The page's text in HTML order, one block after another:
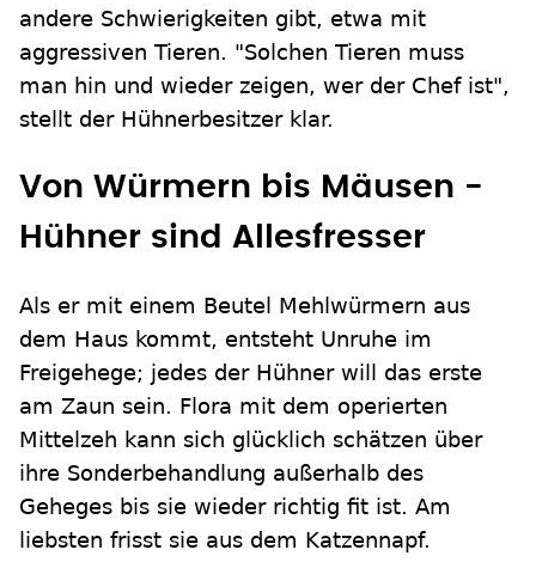
andere Schwierigkeiten gibt, etwa mit
aggressiven Tieren. "Solchen Tieren muss
man hin und wieder zeigen, wer der Chef ist",
stellt der Hühnerbesitzer klar.
Von Würmern bis Mäusen -
Hühner sind Allesfresser
Als er mit einem Beutel Mehlwürmern aus
dem Haus kommt, entsteht Unruhe im
Freigehege; jedes der Hühner will das erste
am Zaun sein. Flora mit dem operierten
Mittelzeh kann sich glücklich schätzen über
ihre Sonderbehandlung außerhalb des
Geheges bis sie wieder richtig fit ist. Am
liebsten frisst sie aus dem Katzennapf.